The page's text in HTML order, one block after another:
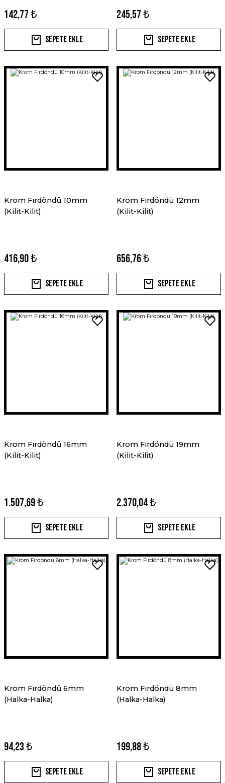
142,77 ₺
Sepete Ekle
245,57 ₺
Sepete Ekle
Krom Fırdöndü 10mm
(Kilit-Kilit)
416,90 ₺
Sepete Ekle
Krom Fırdöndü 12mm
(Kilit-Kilit)
656,76 ₺
Sepete Ekle
Krom Fırdöndü 16mm
(Kilit-Kilit)
1.507,69 ₺
Sepete Ekle
Krom Fırdöndü 19mm
(Kilit-Kilit)
2.370,04 ₺
Sepete Ekle
Krom Fırdöndü 6mm
(Halka-Halka)
94,23 ₺
Sepete Ekle
Krom Fırdöndü 8mm
(Halka-Halka)
199,88 ₺
Sepete Ekle